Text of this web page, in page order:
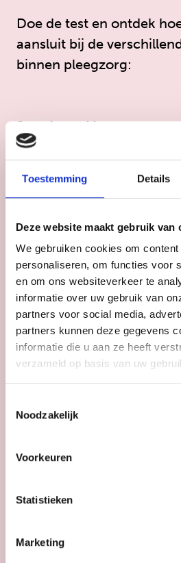
Toestemming Details
Deze website maakt gebruik van
We gebruiken cookies om
personaliseren, om functies voor
en om ons websiteverkeer te
informatie over uw gebruik van
partners voor social media,
partners kunnen deze gegevens
informatie die u aan ze heeft
verzameld op basis van uw
Noodzakelijk
Voorkeuren
Statistieken
Marketing
Doe de test en ontdek
aansluit bij de
binnen pleegzorg:
Stap 1 van 11
1. Hoe ziet jouw
Ik woon alleen.
Ik woon samen met
Ik woon samen met
kinderen.
Ik woon samen met
Anders.
Velden met een
Vorige